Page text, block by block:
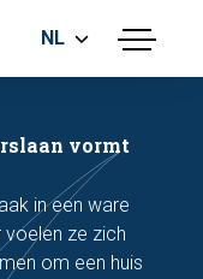
menu
NL
vormt
in een ware
ze zich
om een huis